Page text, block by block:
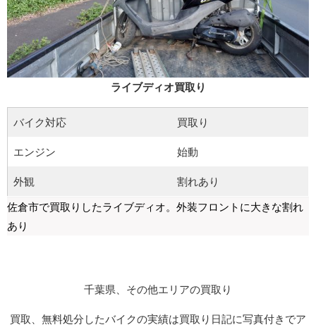
ライブディオ買取り
バイク対応 買取り
エンジン 始動
外観 割れあり
佐倉市で買取りしたライブディオ。外装フロントに大きな割れ
あり
千葉県、その他エリアの買取り
買取、無料処分したバイクの実績は買取り日記に写真付きでア